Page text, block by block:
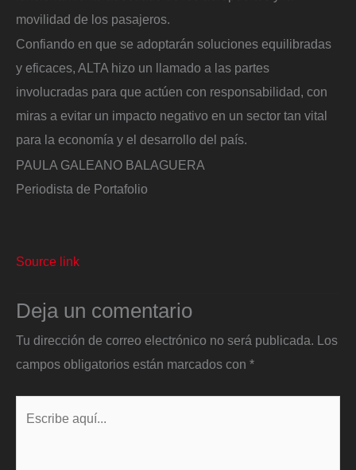
movilidad de los pasajeros.
Confiando en que se adoptarán soluciones equilibradas
y eficaces, ALTA hizo un llamado a las partes
involucradas para que actúen con responsabilidad, con
miras a evitar un impacto negativo en un sector tan vital
para la economía y el desarrollo del país.
PAULA GALEANO BALAGUERA
Periodista de Portafolio
Source link
Deja un comentario
Tu dirección de correo electrónico no será publicada. Los
campos obligatorios están marcados con *